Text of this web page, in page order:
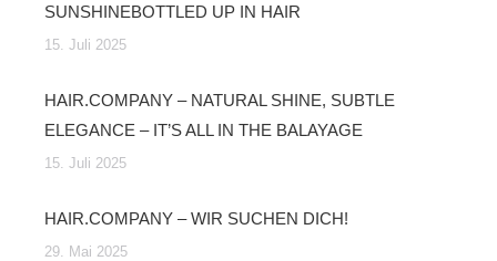
SUNSHINEBOTTLED UP IN HAIR
15. Juli 2025
HAIR.COMPANY – NATURAL SHINE, SUBTLE
ELEGANCE – IT’S ALL IN THE BALAYAGE
15. Juli 2025
HAIR.COMPANY – WIR SUCHEN DICH!
29. Mai 2025